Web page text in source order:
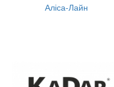
Аліса-Лайн